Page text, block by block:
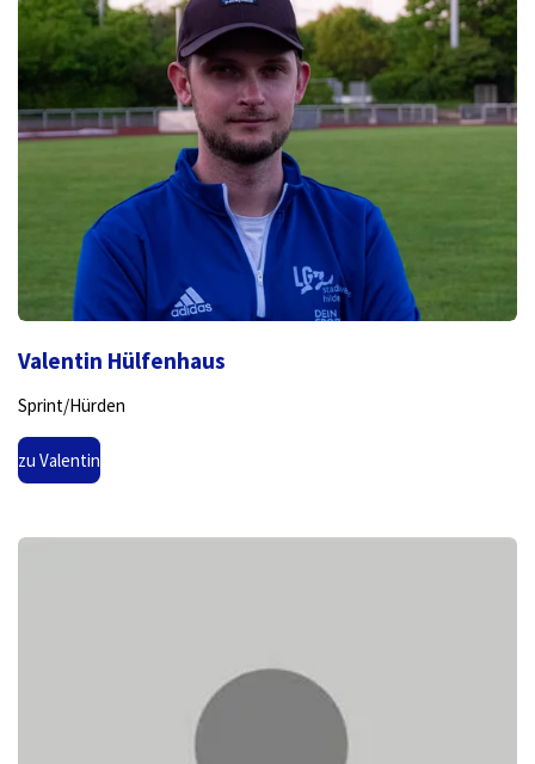
Valentin Hülfenhaus
Sprint/Hürden
zu Valentin